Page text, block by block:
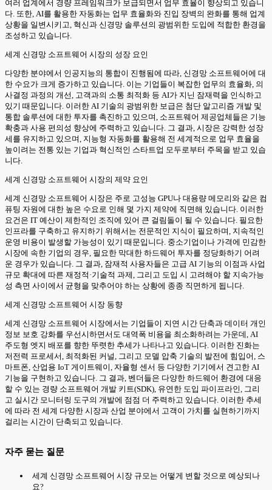
여러 업계에서 경량 프레임워크가 보급되면서 업무 효율이 향상되고 있습니
다. 또한, AI를 활용한 자동화는 업무 효율화와 진입 장벽의 완화를 통해 업계
상황을 일변시키고, 혁신과 신경망 솔루션의 광범위한 도입에 적합한 환경을
조성하고 있습니다.
세계 신경망 소프트웨어 시장의 성장 요인
다양한 분야에서 인공지능의 통합이 진행됨에 따라, 신경망 소프트웨어에 대
한 수요가 크게 증가하고 있습니다. 이는 기업들이 복잡한 업무의 효율화, 의
사결정 과정의 개선, 고객과의 소통 최적화 등 AI가 지닌 잠재력을 인식하고
있기 때문입니다. 이러한 AI 기술의 광범위한 보급은 첨단 알고리즘 개발 및
통합 솔루션에 대한 투자를 촉진하고 있으며, 소프트웨어 제공업체들은 기능
확충과 사용 편의성 향상에 주력하고 있습니다. 그 결과, 시장은 강력한 성장
세를 유지하고 있으며, 지능형 자동화를 활용해 전 세계적으로 업무 효율을
높이려는 전통 있는 기업과 혁신적인 스타트업 모두로부터 주목을 받고 있습
니다.
세계 신경망 소프트웨어 시장의 제약 요인
세계 신경망 소프트웨어 시장은 주로 고성능 GPU나 대용량 메모리와 같은 컴
퓨팅 자원에 대한 높은 수요로 인해 몇 가지 제약에 직면해 있습니다. 이러한
요건은 IT 예산이 제한적인 조직에 있어 큰 걸림돌이 될 수 있습니다. 필요한
인프라를 구축하고 유지하기 위해서는 전문적인 지식이 필요하며, 지속적인
운영 비용이 발생할 가능성이 있기 때문입니다. 중소기업이나 가격에 민감한
시장에 속한 기업의 경우, 필요한 막대한 하드웨어 투자를 정당화하기 어려
운 경우가 있습니다. 그 결과, 잠재적 사용자들은 고급 AI 기능의 이점과 사업
규모 확대에 따른 재정적·기술적 과제, 그리고 도입 시 고려해야 할 지속가능
성 측면 사이에서 균형을 맞추어야 하는 상황에 종종 직면하게 됩니다.
세계 신경망 소프트웨어 시장 동향
세계 신경망 소프트웨어 시장에서는 기업들이 지연 시간 단축과 데이터 개인
정보 보호 강화를 우선시하면서도 대역폭 비용을 최소화하려는 가운데, AI
주도형 엣지 배포를 향한 뚜렷한 추세가 나타나고 있습니다. 이러한 진화는
저전력 프로세서, 최적화된 커널, 그리고 모델 압축 기술의 발전에 힘입어, 스
마트폰, 산업용 IoT 게이트웨이, 자율형 센서 등 다양한 기기에서 견고한 AI
기능을 구현하고 있습니다. 그 결과, 벤더들은 다양한 하드웨어 환경에 대응
할 수 있는 경량 소프트웨어 개발 키트(SDK), 유연한 도입 파이프라인, 그리
고 실시간 모니터링 도구의 개발에 점점 더 주력하고 있습니다. 이러한 추세
에 따라 전 세계 다양한 시장과 산업 분야에서 고객이 가치를 실현하기까지
걸리는 시간이 단축되고 있습니다.
자주 묻는 질문
세계 신경망 소프트웨어 시장 규모는 어떻게 변할 것으로 예상되나
요?